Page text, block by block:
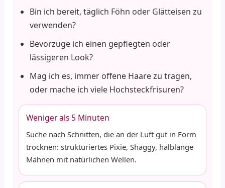
Bin ich bereit, täglich Föhn oder Glätteisen zu
verwenden?
Bevorzuge ich einen gepflegten oder
lässigeren Look?
Mag ich es, immer offene Haare zu tragen,
oder mache ich viele Hochsteckfrisuren?
Weniger als 5 Minuten
Suche nach Schnitten, die an der Luft gut in Form
trocknen: strukturiertes Pixie, Shaggy, halblange
Mähnen mit natürlichen Wellen.